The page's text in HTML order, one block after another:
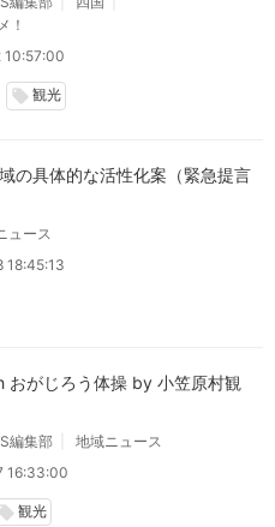
！
local_offer 観光
の具体的な活性化案（緊急提言
ュース
おがじろう体操 by 小笠原村観
編集部
地域ニュース
16:33:00
local_offer 観光